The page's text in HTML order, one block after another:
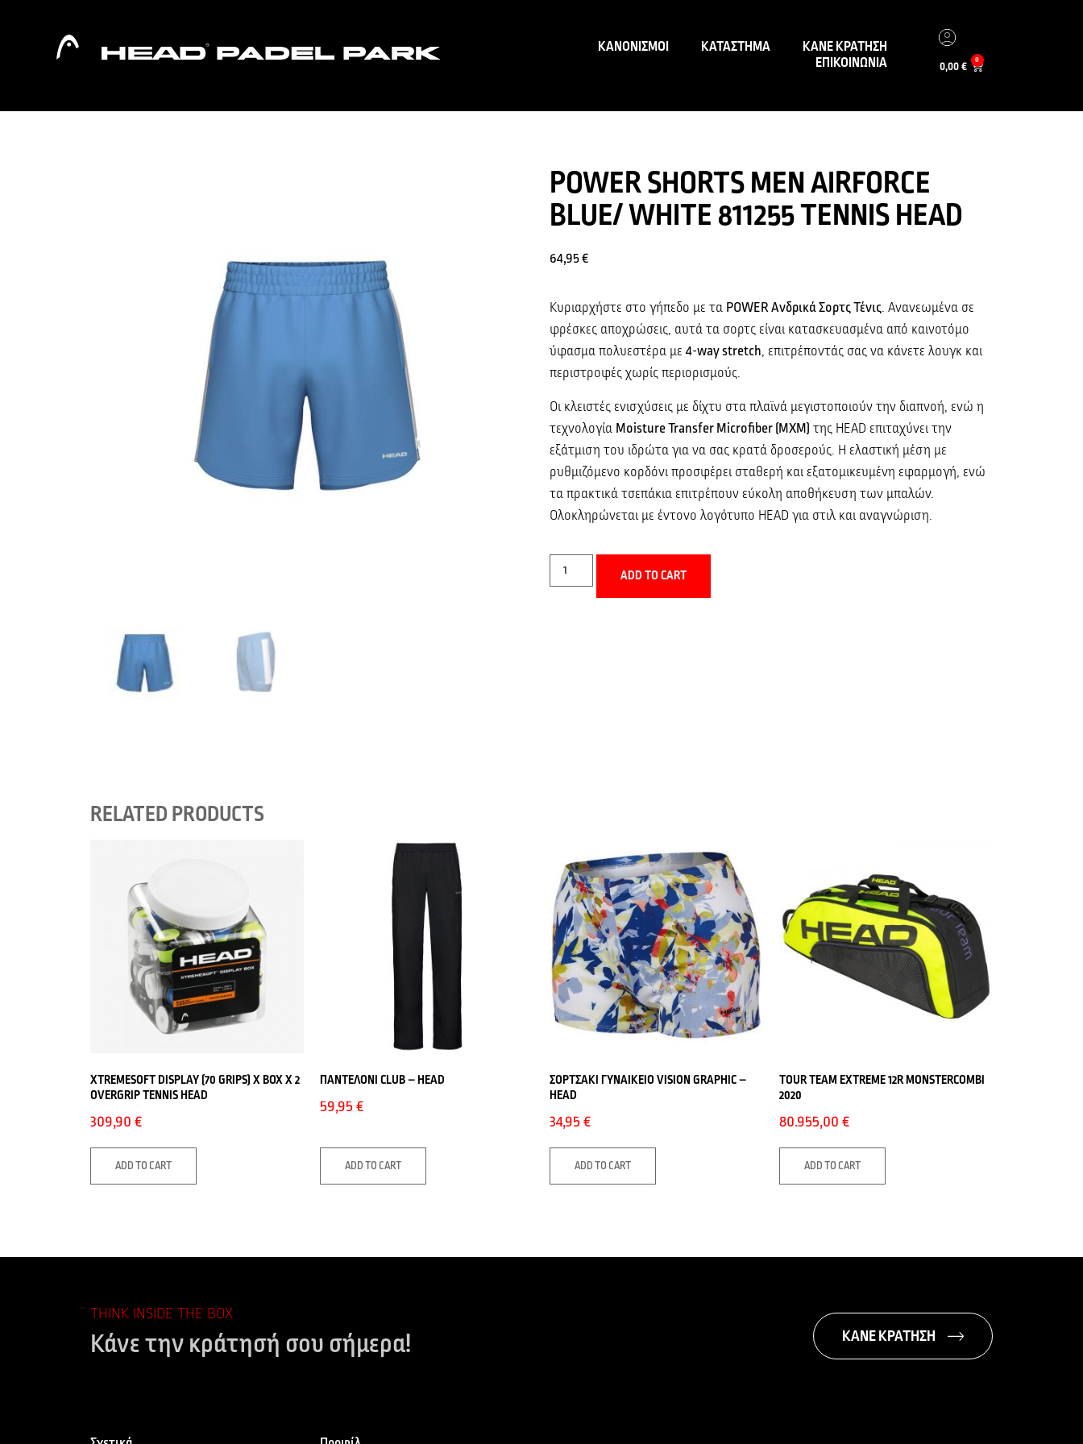
ΚΑΝΟΝΙΣΜΟΙ ΚΑΤΑΣΤΗΜΑ
ΚΑΝΕ ΚΡΑΤΗΣΗ
ΕΠΙΚΟΙΝΩΝΙΑ
0,00€ 0
POWER SHORTS MEN AIRFORCE
BLUE/ WHITE 811255 TENNIS HEAD
64,95€
Κυριαρχήστε στο γήπεδο με τα POWER Ανδρικά Σορτς Τένις. Ανανεωμένα σε
φρέσκες αποχρώσεις, αυτά τα σορτς είναι κατασκευασμένα από καινοτόμο
ύφασμα πολυεστέρα με 4-way stretch, επιτρέποντάς σας να κάνετε λουγκ και
περιστροφές χωρίς περιορισμούς.
Οι κλειστές ενισχύσεις με δίχτυ στα πλαϊνά μεγιστοποιούν την διαπνοή, ενώ η
τεχνολογία Moisture Transfer Microfiber (MXM) της HEAD επιταχύνει την
εξάτμιση του ιδρώτα για να σας κρατά δροσερούς. Η ελαστική μέση με
ρυθμιζόμενο κορδόνι προσφέρει σταθερή και εξατομικευμένη εφαρμογή, ενώ
τα πρακτικά τσεπάκια επιτρέπουν εύκολη αποθήκευση των μπαλών.
Ολοκληρώνεται με έντονο λογότυπο HEAD για στιλ και αναγνώριση.
ADD TO CART
RELATED PRODUCTS
XTREMESOFT DISPLAY (70 GRIPS) X BOX X 2
OVERGRIP TENNIS HEAD
309,90€
ADD TO CART
ΠΑΝΤΕΛΟΝΙ CLUB – HEAD
59,95€
ADD TO CART
ΣΟΡΤΣΑΚΙ ΓΥΝΑΙΚΕΙΟ VISION GRAPHIC –
HEAD
34,95€
ADD TO CART
TOUR TEAM EXTREME 12R MONSTERCOMBI
2020
80.955,00€
ADD TO CART
THINK INSIDE THE BOX
Κάνε την κράτησή σου σήμερα! ΚΑΝΕ ΚΡΑΤΗΣΗ